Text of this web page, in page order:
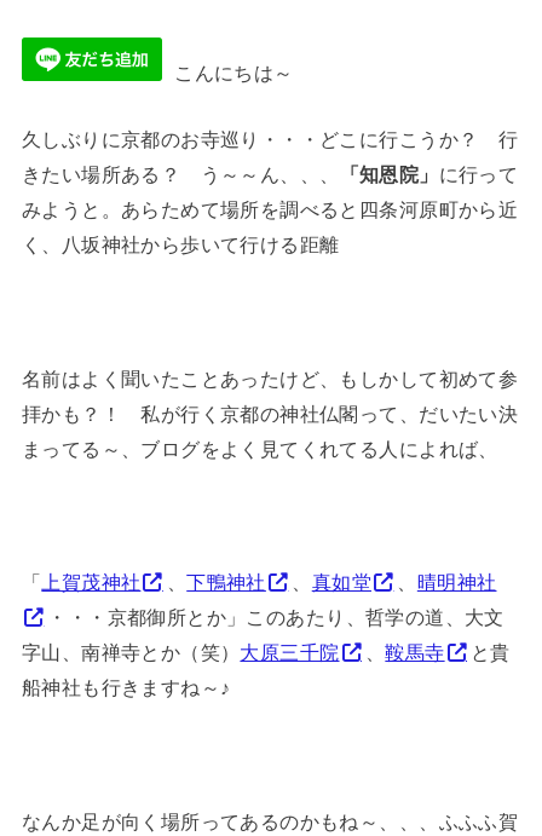
こんにちは～
久しぶりに京都のお寺巡り・・・どこに行こうか？ 行
きたい場所ある？ う～～ん、、、
「知恩院」 に行って
みようと。あらためて場所を調べると四条河原町から近
く、八坂神社から歩いて行ける距離
名前はよく聞いたことあったけど、もしかして初めて参
拝かも？！ 私が行く京都の神社仏閣って、だいたい決
まってる～、ブログをよく見てくれてる人によれば、
「 上賀茂神社 、下鴨神社 真如堂
晴明神社
・・・京都御所とか」このあたり、哲学の道、大文
字山、南禅寺とか（笑） 大原三千院 、鞍馬寺
と貴
船神社も行きますね～♪
なんか足が向く場所ってあるのかもね～、、、ふふふ賀